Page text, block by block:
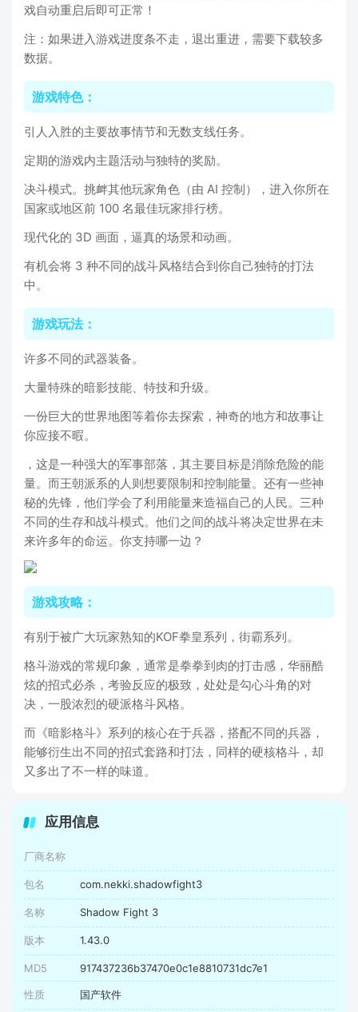
戏自动重启后即可正常！
注：如果进入游戏进度条不走，退出重进，需要下载较多
数据。
游戏特色：
引人入胜的主要故事情节和无数支线任务。
定期的游戏内主题活动与独特的奖励。
决斗模式。挑衅其他玩家角色（由 AI 控制），进入你所在
国家或地区前 100 名最佳玩家排行榜。
现代化的 3D 画面，逼真的场景和动画。
有机会将 3 种不同的战斗风格结合到你自己独特的打法
中。
游戏玩法：
许多不同的武器装备。
大量特殊的暗影技能、特技和升级。
一份巨大的世界地图等着你去探索，神奇的地方和故事让
你应接不暇。
，这是一种强大的军事部落，其主要目标是消除危险的能
量。而王朝派系的人则想要限制和控制能量。还有一些神
秘的先锋，他们学会了利用能量来造福自己的人民。三种
不同的生存和战斗模式。他们之间的战斗将决定世界在未
来许多年的命运。你支持哪一边？
游戏攻略：
有别于被广大玩家熟知的KOF拳皇系列，街霸系列。
格斗游戏的常规印象，通常是拳拳到肉的打击感，华丽酷
炫的招式必杀，考验反应的极致，处处是勾心斗角的对
决，一股浓烈的硬派格斗风格。
而《暗影格斗》系列的核心在于兵器，搭配不同的兵器，
能够衍生出不同的招式套路和打法，同样的硬核格斗，却
又多出了不一样的味道。
应用信息
厂商名称
包名 com.nekki.shadowfight3
名称 Shadow Fight 3
版本 1.43.0
MD5 917437236b37470e0c1e8810731dc7e1
性质 国产软件